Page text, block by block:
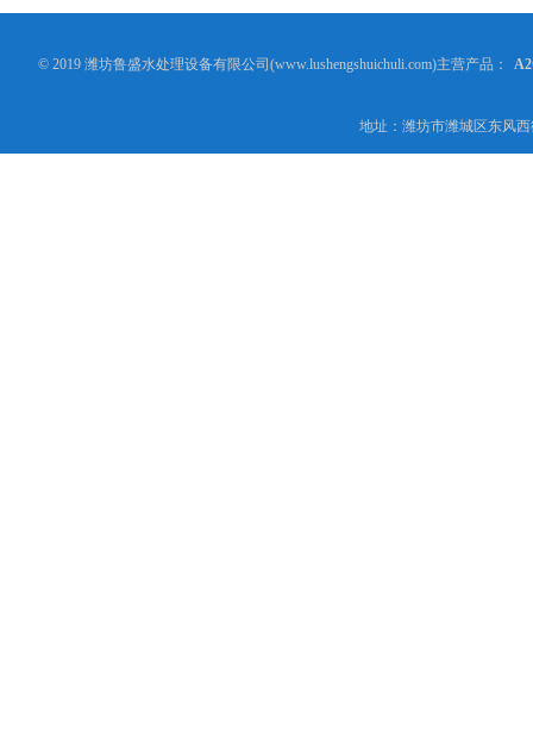
© 2019 潍坊鲁盛水处理设备有限公司(www.lushengshuichuli.com)主营产品：
地址：潍坊市潍城区东风